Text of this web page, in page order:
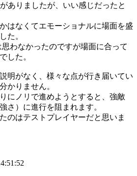
ありましたが、いい感じだったと
はなくてエモーショナルに場面を盛
た。
わなかったのですが場面に合って
した。
明がなく、様々な点が行き届いてい
かりません。
にノリで進めようとすると、強敵
さ）に進行を阻まれます。
のはテストプレイヤーだと思いま